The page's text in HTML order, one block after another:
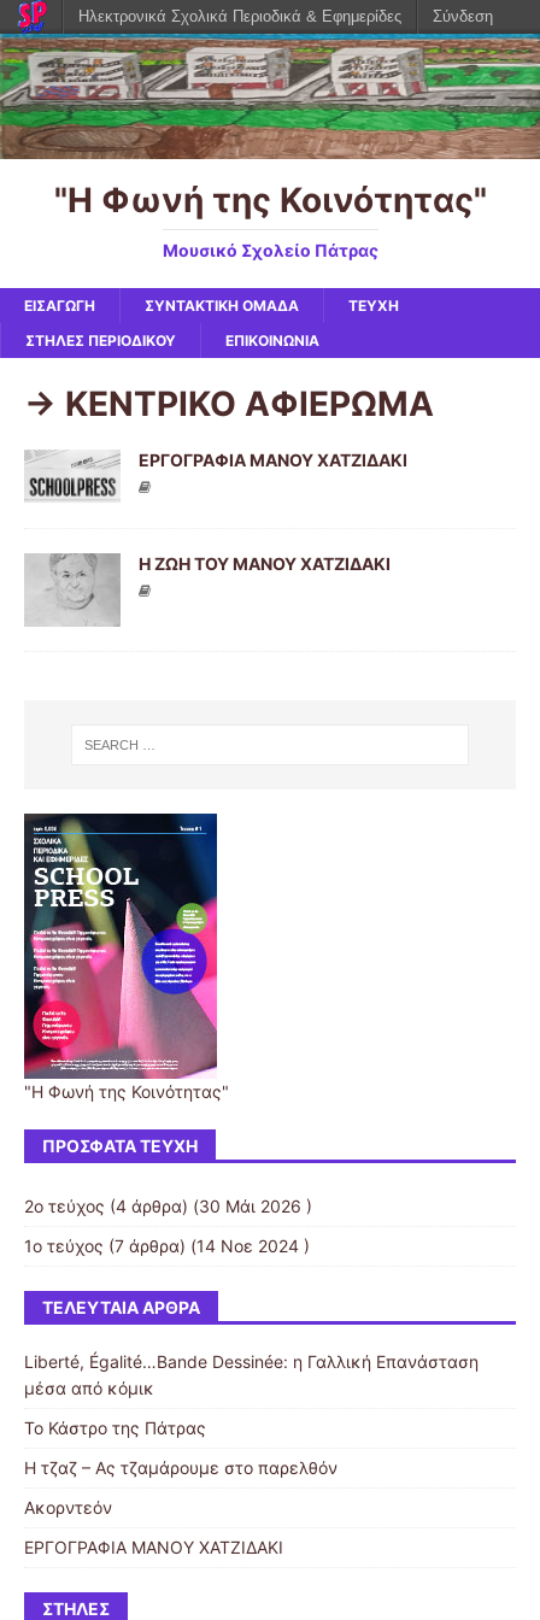
"Η Φωνή της Κοινότητας"
Μουσικό Σχολείο Πάτρας
ΕΙΣΑΓΩΓΗ ΣΥΝΤΑΚΤΙΚΗ ΟΜΑΔΑ
ΤΕΥΧΗ
ΣΤΗΛΕΣ ΠΕΡΙΟΔΙΚΟΥ
ΕΠΙΚΟΙΝΩΝΙΑ
-> ΚΕΝΤΡΙΚΟ ΑΦΙΕΡΩΜΑ
ΕΡΓΟΓΡΑΦΙΑ ΜΑΝΟΥ ΧΑΤΖΙΔΑΚΙ
Η ΖΩΗ ΤΟΥ ΜΑΝΟΥ ΧΑΤΖΙΔΑΚΙ
"Η Φωνή της Κοινότητας"
ΠΡΌΣΦΑΤΑ ΤΕΎΧΗ
2ο τεύχος (4 άρθρα) (30 Μάι 2026 )
1ο τεύχος (7 άρθρα) (14 Νοε 2024 )
ΤΕΛΕΥΤΑΊΑ ΆΡΘΡΑ
Liberté, Égalité…Bande Dessinée: η Γαλλική Επανάσταση
μέσα από κόμικ
Το Κάστρο της Πάτρας
Η τζαζ – Ας τζαμάρουμε στο παρελθόν
Ακορντεόν
ΕΡΓΟΓΡΑΦΙΑ ΜΑΝΟΥ ΧΑΤΖΙΔΑΚΙ
ΣΤΉΛΕΣ
Ηλεκτρονικά Σχολικά Περιοδικά & Εφημερίδες Σύνδεση